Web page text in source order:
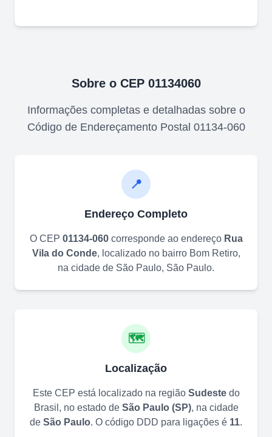
Sobre o CEP 01134060
Informações completas e detalhadas sobre o
Código de Endereçamento Postal 01134-060
📍
Endereço Completo
O CEP 01134-060corresponde ao endereço Rua
Vila do Conde, localizado no bairro Bom Retiro,
na cidade de São Paulo, São Paulo.
🗺️
Localização
Este CEP está localizado na região Sudestedo
Brasil, no estado de São Paulo(SP), na cidade
de São Paulo. O código DDD para ligações é 11.